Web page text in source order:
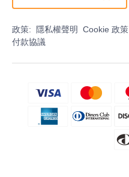
政策: 隱私權聲明 Cookie 政策
付款協議